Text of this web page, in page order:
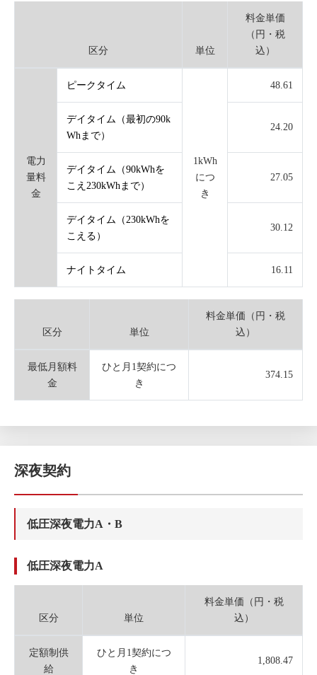
区分 単位
料金単価
（円・税
込）
電力
量料
金
ピークタイム
1kWh
につ
き
48.61
デイタイム（最初の90k
Whまで）
24.20
デイタイム（90kWhを
こえ230kWhまで）
27.05
デイタイム（230kWhを
こえる）
30.12
ナイトタイム 16.11
区分 単位
料金単価（円・税
込）
最低月額料
金
ひと月1契約につ
き
374.15
深夜契約
低圧深夜電力A・B
低圧深夜電力A
区分 単位
料金単価（円・税
込）
定額制供
給
ひと月1契約につ
き
1,808.47